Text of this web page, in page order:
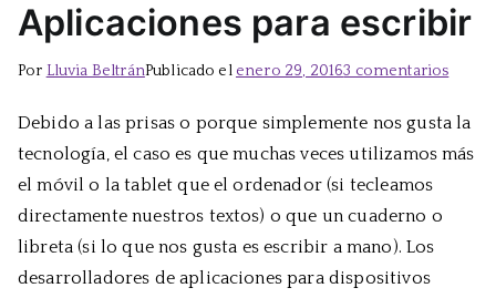
Aplicaciones para escribir
Por Lluvia BeltránPublicado el enero 29, 20163 comentariosen
para
Debido a las prisas o porque simplemente nos gusta la
tecnología, el caso es que muchas veces utilizamos más
el móvil o la tablet que el ordenador (si tecleamos
directamente nuestros textos) o que un cuaderno o
libreta (si lo que nos gusta es escribir a mano). Los
desarrolladores de aplicaciones para dispositivos